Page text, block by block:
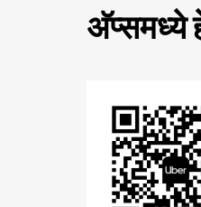
अ‍ॅप्समध्ये